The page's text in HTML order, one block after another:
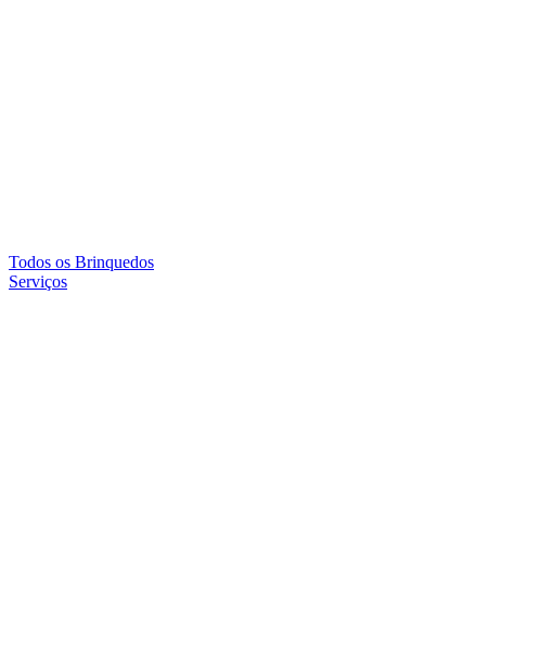
Todos os Brinquedos
Serviços